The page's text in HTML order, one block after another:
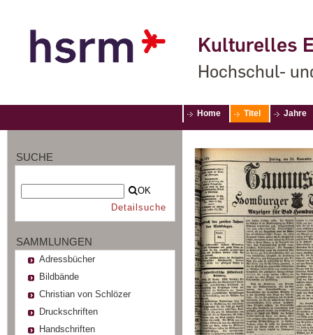
Kulturelles
Hochschul-
Home Titel Jahre
SUCHE
OK
Detailsuche
SAMMLUNGEN
Adressbücher
Bildbände
Christian von Schlözer
Druckschriften
Handschriften